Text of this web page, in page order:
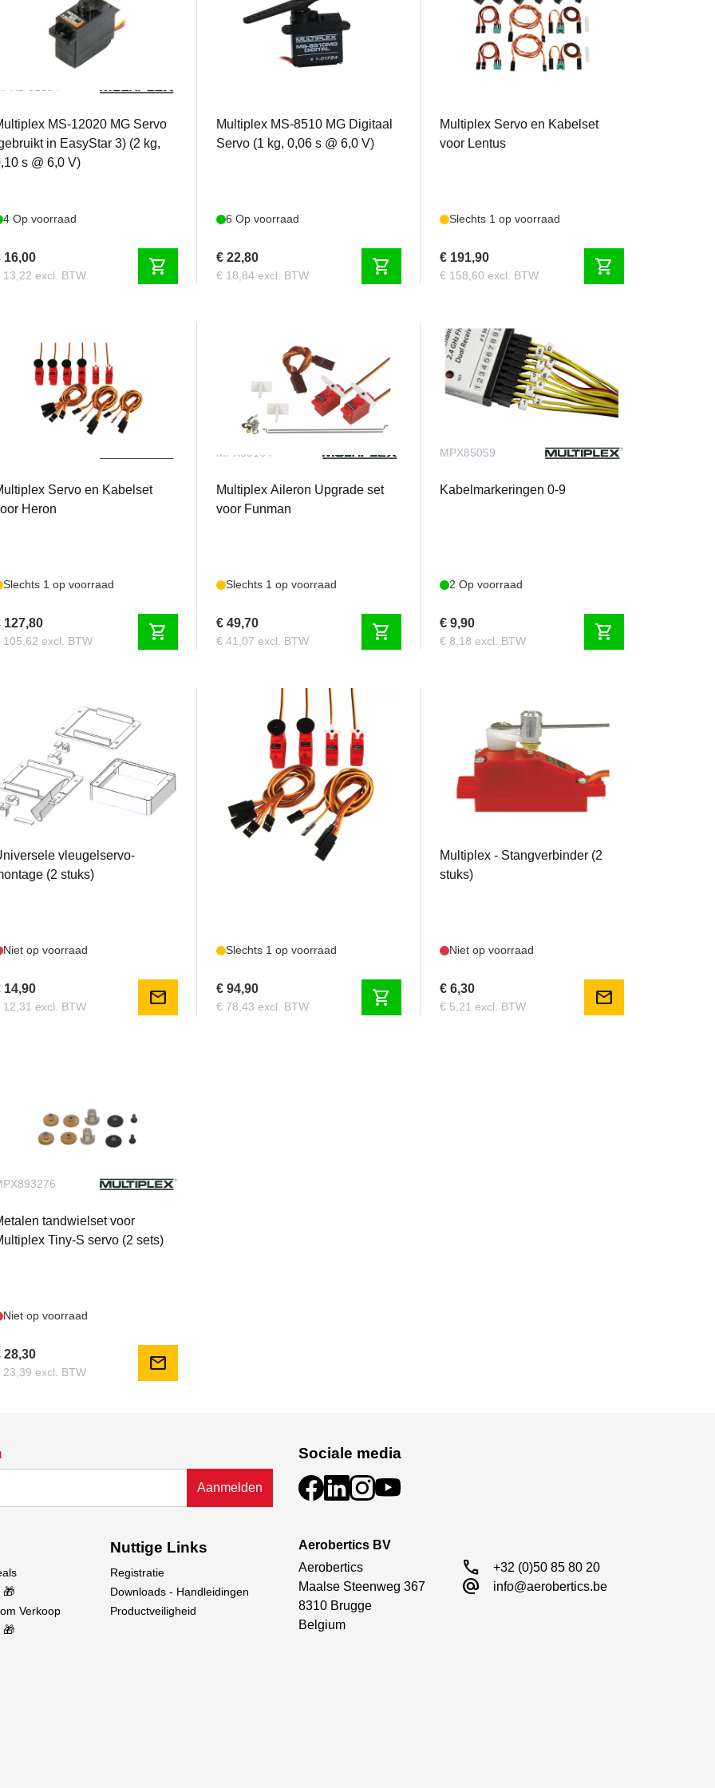
MS-12020 MG Servo
in EasyStar 3) (2 kg,
s @ 6,0 V)
4 Op voorraad
16,00
13,22 excl. BTW shopping_cart
Multiplex MS-8510 MG Digitaal
Servo (1 kg, 0,06 s @ 6,0 V)
6 Op voorraad
€ 22,80
€ 18,84 excl. BTW shopping_cart
Multiplex Servo en Kabelset
voor Lentus
Slechts 1 op voorraad
€ 191,90
€ 158,60 excl. BTW shopping_cart
Servo en Kabelset
Heron
Slechts 1 op voorraad
127,80
105,62 excl. BTW shopping_cart
MPX65164
Multiplex Aileron Upgrade set
voor Funman
Slechts 1 op voorraad
€ 49,70
€ 41,07 excl. BTW shopping_cart
MPX85059
Kabelmarkeringen 0-9
2 Op voorraad
€ 9,90
€ 8,18 excl. BTW shopping_cart
vleugelservo-
(2 stuks)
Niet op voorraad
14,90
12,31 excl. BTW mail
MPX65160
Multiplex - Servo set voor Solius
Slechts 1 op voorraad
€ 94,90
€ 78,43 excl. BTW shopping_cart
Multiplex - Stangverbinder (2
stuks)
Niet op voorraad
€ 6,30
€ 5,21 excl. BTW mail
tandwielset voor
Tiny-S servo (2 sets)
Niet op voorraad
28,30
23,39 excl. BTW mail
Aanmelden
Sociale media
🎁
Verkoop
🎁
Nuttige Links
Registratie
Downloads - Handleidingen
Productveiligheid
Aerobertics BV
Aerobertics
Maalse Steenweg 367
8310 Brugge
Belgium
call +32 (0)50 85 80 20
alternate_email info@aerobertics.be